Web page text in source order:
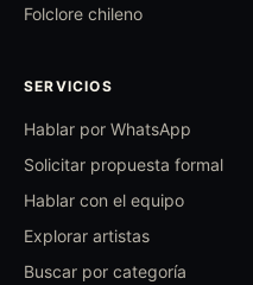
Folclore chileno
SERVICIOS
Hablar por WhatsApp
Solicitar propuesta formal
Hablar con el equipo
Explorar artistas
Buscar por categoría